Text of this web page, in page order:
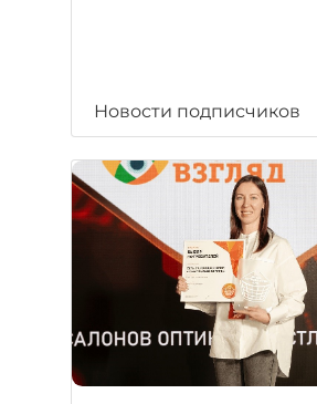
Новости подписчиков